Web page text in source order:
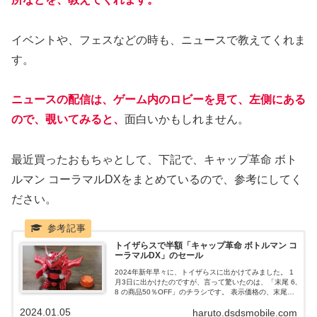
イベントや、フェスなどの時も、ニュースで教えてくれま
す。
ニュースの配信は、ゲーム内のロビーを見て、左側にある
ので、覗いてみると、 面白いかもしれません。
最近買ったおもちゃとして、下記で、キャップ革命 ボト
ルマン コーラマルDXをまとめているので、参考にしてく
ださい。
トイザらスで半額「キャップ革命 ボトルマン コ
ーラマルDX」のセール
2024年新年早々に、トイザらスに出かけてみました。 1
月3日に出かけたのですが、言って驚いたのは、「末尾 6,
8 の商品50％OFF」のチラシです。 表示価格の、末尾
振る舞いのセールを行っていました。 そして買ったの
haruto.dsdsmobile.com
2024.01.05